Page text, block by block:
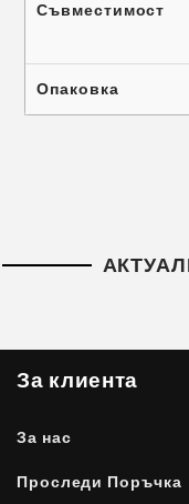
Съвместимост
Опаковка
За клиента
За нас
Проследи Поръчка